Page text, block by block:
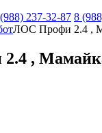
237-32-87 8
ЛОС Профи 2.4 ,
,